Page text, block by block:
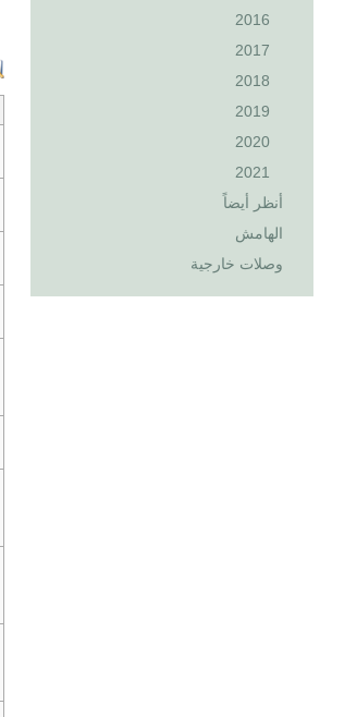
2016
2017
2018
2019
2020
2021
أنظر أيضاً
الهامش
وصلات خارجية